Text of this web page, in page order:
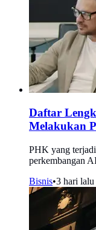
Daftar
Melakukan
PHK yang
perkembangan
Bisnis•3 hari lalu